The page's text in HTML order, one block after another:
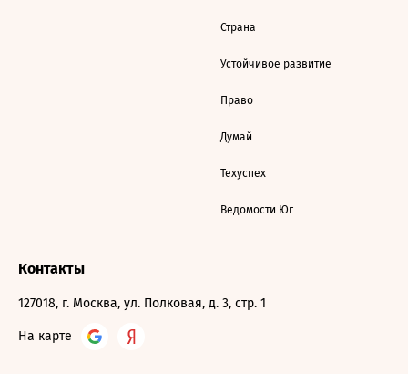
Страна
Устойчивое развитие
Право
Думай
Техуспех
Ведомости Юг
Контакты
127018, г. Москва, ул. Полковая, д. 3, стр. 1
На карте